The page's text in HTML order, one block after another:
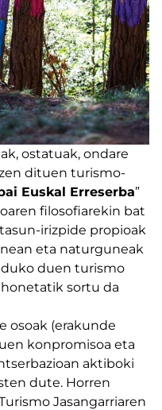
ostatuak, ondare
dituen turismo-
Euskal Erreserba”
filosofiarekin bat
irizpide propioak
eta naturguneak
duen turismo
sortu da
osoak (erakunde
konpromisoa eta
aktiboki
dute. Horren
Jasangarriaren